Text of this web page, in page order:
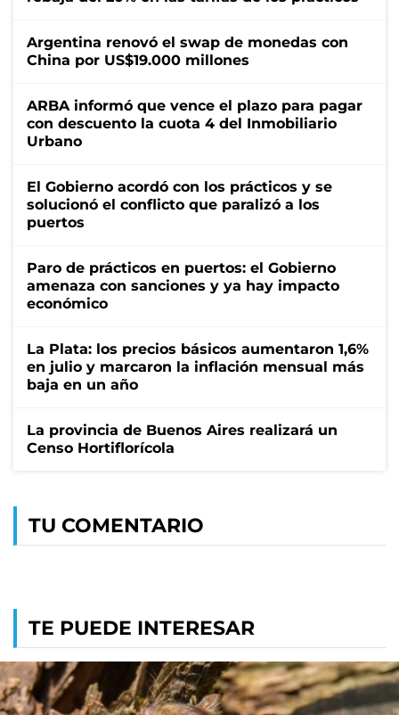
Argentina renovó el swap de monedas con
China por US$19.000 millones
ARBA informó que vence el plazo para pagar
con descuento la cuota 4 del Inmobiliario
Urbano
El Gobierno acordó con los prácticos y se
solucionó el conflicto que paralizó a los
puertos
Paro de prácticos en puertos: el Gobierno
amenaza con sanciones y ya hay impacto
económico
La Plata: los precios básicos aumentaron 1,6%
en julio y marcaron la inflación mensual más
baja en un año
La provincia de Buenos Aires realizará un
Censo Hortiflorícola
TU COMENTARIO
TE PUEDE INTERESAR